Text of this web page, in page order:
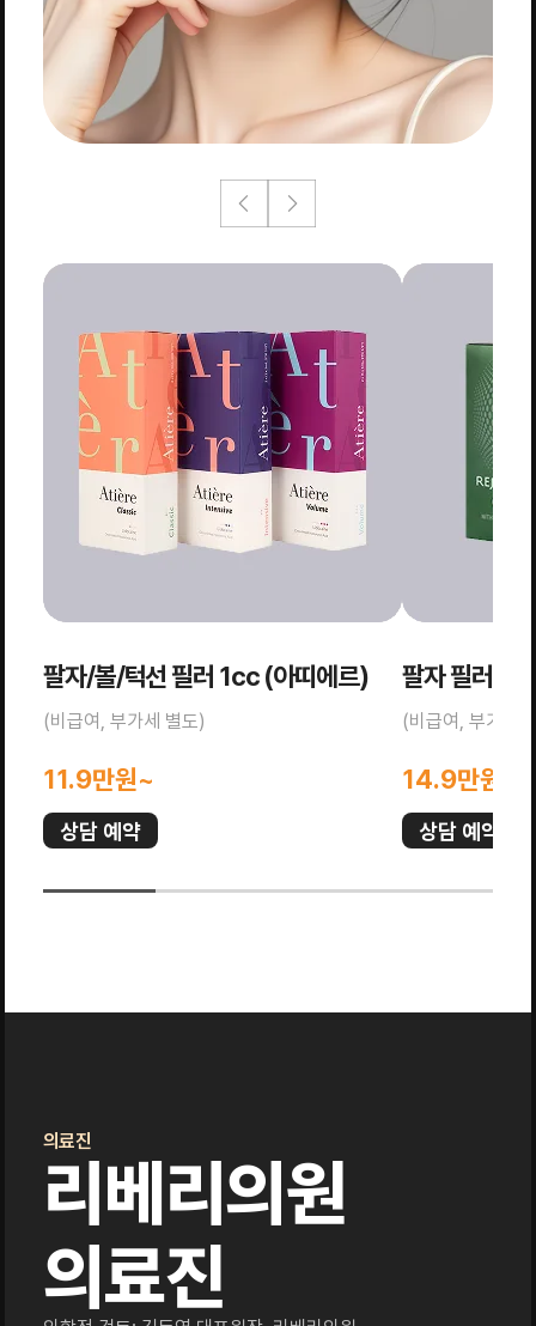
팔자/볼/턱선 필러 1cc (아띠에르)
(비급여, 부가세 별도)
11.9만원~
상담 예약
팔자 필러
(비급여, 부가세
14.9만원~
상담 예약
의료진
리베리의원
의료진